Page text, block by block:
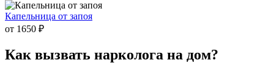
Капельница от запоя
от 1650 ₽
Как вызвать нарколога на дом?